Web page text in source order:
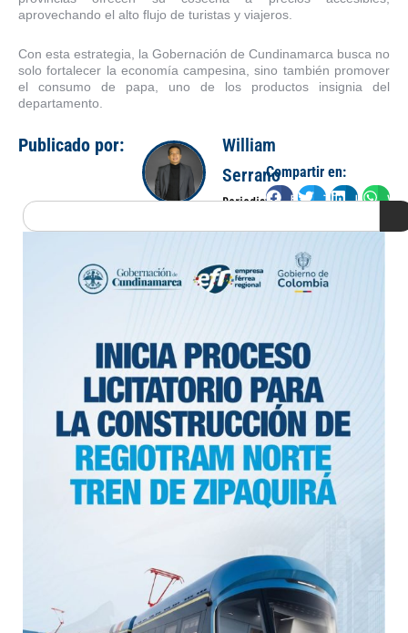
aprovechando el alto flujo de turistas y viajeros.
Con esta estrategia, la Gobernación de Cundinamarca busca no
solo fortalecer la economía campesina, sino también promover
el consumo de papa, uno de los productos insignia del
departamento.
Publicado por:
William
Serrano
Periodista
Compartir en:
FacebookTwitterLinkedIn
Search